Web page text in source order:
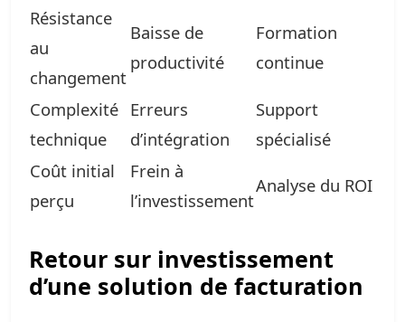
Résistance
au
changement
Baisse de
productivité
Formation
continue
Complexité
technique
Erreurs
d’intégration
Support
spécialisé
Coût initial
perçu
Frein à
l’investissement
Analyse du ROI
Retour sur investissement
d’une solution de facturation